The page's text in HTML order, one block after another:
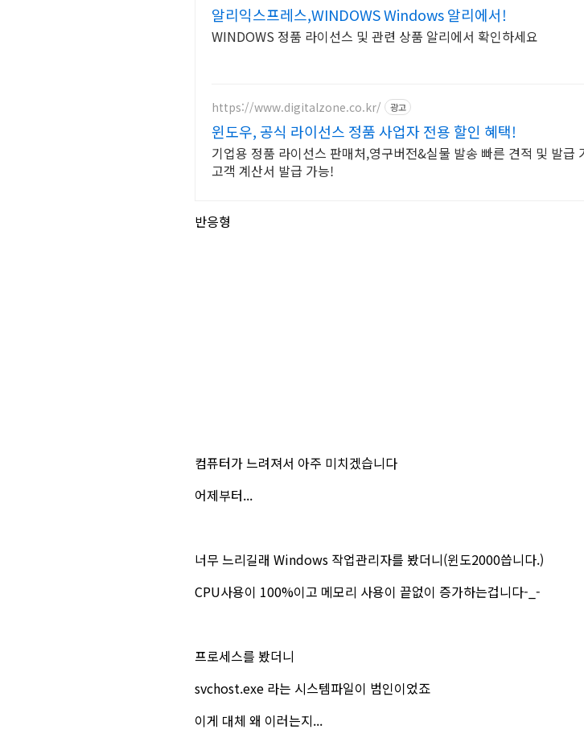
알리익스프레스,WINDOWS Windows 알리에서!
WINDOWS 정품 라이선스 및 관련 상품 알리에서 확인하세요
https://www.digitalzone.co.kr/ 광고
윈도우, 공식 라이선스 정품 사업자 전용 할인 혜택!
기업용 정품 라이선스 판매처,영구버전&실물 발송 빠른 견적 및 발급
고객 계산서 발급 가능!
반응형
컴퓨터가 느려져서 아주 미치겠습니다
어제부터...
너무 느리길래 Windows 작업관리자를 봤더니(윈도2000씁니다.)
CPU사용이 100%이고 메모리 사용이 끝없이 증가하는겁니다-_-
프로세스를 봤더니
svchost.exe 라는 시스템파일이 범인이었죠
이게 대체 왜 이러는지...